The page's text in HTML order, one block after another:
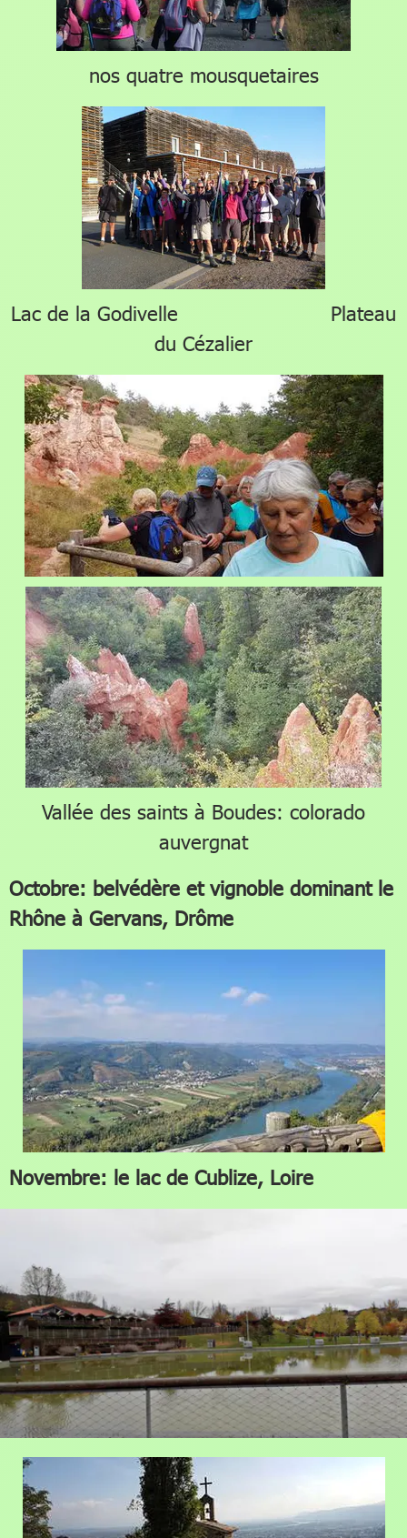
nos quatre mousquetaires
Lac de la Godivelle Plateau
du Cézalier
Vallée des saints à Boudes: colorado
auvergnat
Octobre: belvédère et vignoble dominant le
Rhône à Gervans, Drôme
Novembre: le lac de Cublize, Loire